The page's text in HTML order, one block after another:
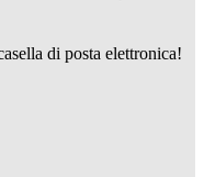
di posta elettronica!